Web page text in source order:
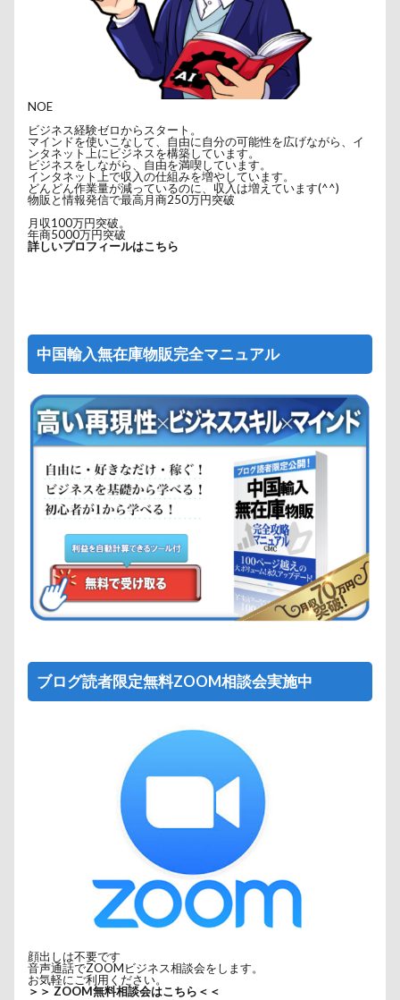
NOE
ビジネス経験ゼロからスタート。
マインドを使いこなして、自由に自分の可能性を広げながら、イ
ンタネット上にビジネスを構築しています。
ビジネスをしながら、自由を満喫しています。
インタネット上で収入の仕組みを増やしています。
どんどん作業量が減っているのに、収入は増えています(^^)
物販と情報発信で最高月商250万円突破
月収100万円突破。
年商5000万円突破
詳しいプロフィールはこちら
中国輸入無在庫物販完全マニュアル
ブログ読者限定無料ZOOM相談会実施中
顔出しは不要です
音声通話でZOOMビジネス相談会をします。
お気軽にご利用ください。
＞＞ ZOOM無料相談会はこちら＜＜